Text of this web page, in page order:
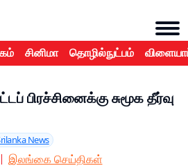
சினிமா தொழில்நுட்பம்
பிரச்சினைக்கு சுமூக தீர்வு
News
இலங்கை செய்திகள்